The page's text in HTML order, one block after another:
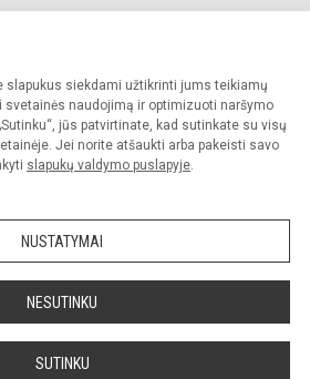
slapukus siekdami užtikrinti jums teikiamų
svetainės naudojimą ir optimizuoti naršymo
jūs patvirtinate, kad sutinkate su visų
Jei norite atšaukti arba pakeisti savo
slapukų valdymo puslapyje.
NUSTATYMAI
NESUTINKU
SUTINKU
turinį be raštiško įstaigos administracijos
griežtai draudžiama.
paraiška Slapukų politika